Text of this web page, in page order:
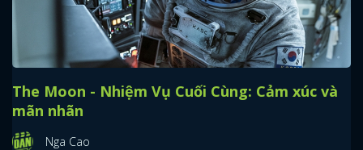
The Moon - Nhiệm Vụ Cuối Cùng: Cảm xúc và
mãn nhãn
Nga Cao